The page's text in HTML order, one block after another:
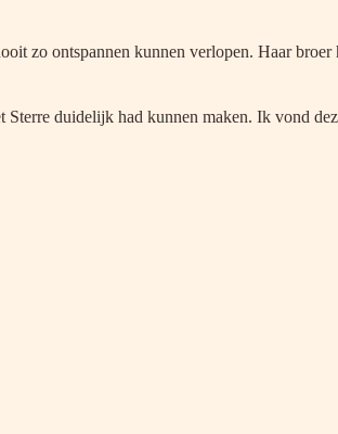
zo ontspannen kunnen verlopen. Haar
duidelijk had kunnen maken. Ik vond